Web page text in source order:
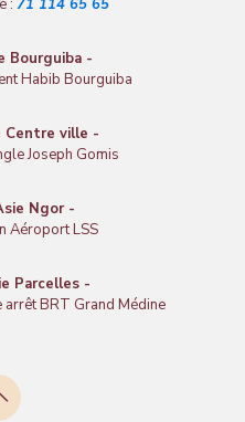
Bourguiba -
Habib Bourguiba
Centre ville -
Joseph Gomis
Ngor -
Aéroport LSS
Parcelles -
arrêt BRT Grand Médine